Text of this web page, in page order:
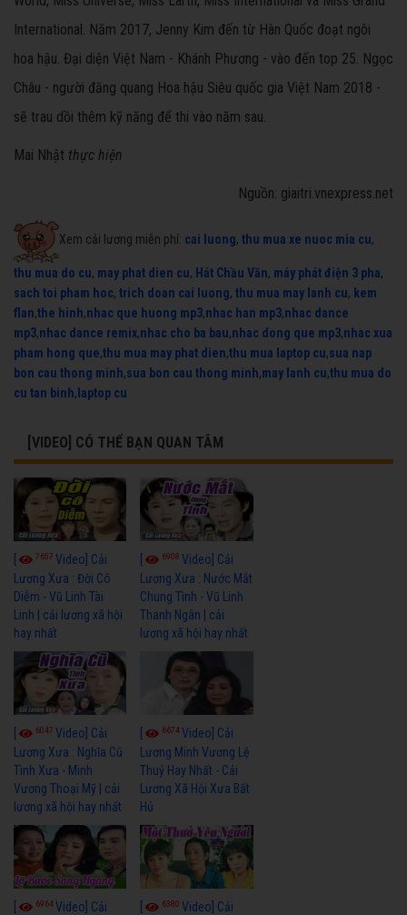
International. Năm 2017, Jenny Kim đến từ Hàn Quốc đoạt ngôi
hoa hậu. Đại diện Việt Nam - Khánh Phương - vào đến top 25. Ngọc
Châu - người đăng quang Hoa hậu Siêu quốc gia Việt Nam 2018 -
sẽ trau dồi thêm kỹ năng để thi vào năm sau.
Mai Nhật thực hiện
Nguồn: giaitri.vnexpress.net
Xem cải lương miễn phí: cai luong, thu mua xe nuoc mia cu,
thu mua do cu, may phat dien cu, Hát Chầu Văn, máy phát điện 3 pha,
sach toi pham hoc, trich doan cai luong, thu mua may lanh cu, kem
flan,the hinh,nhac que huong mp3,nhac han mp3,nhac dance
mp3,nhac dance remix,nhac cho ba bau,nhac dong que mp3,nhac xua
pham hong que,thu mua may phat dien,thu mua laptop cu,sua nap
bon cau thong minh,sua bon cau thong minh,may lanh cu,thu mua do
cu tan binh, laptop cu
[VIDEO] CÓ THỂ BẠN QUAN TÂM
7657 Video] Cải
Lương Xưa : Đời Cô
Diễm - Vũ Linh Tài
Linh | cải lương xã hội
hay nhất
6908Video] Cải
Lương Xưa : Nước Mắt
Chung Tình - Vũ Linh
Thanh Ngân | cải
lương xã hội hay nhất
6047 Video] Cải
Lương Xưa : Nghĩa Cũ
Tình Xưa - Minh
Vương Thoại Mỹ | cải
lương xã hội hay nhất
6674Video] Cải
Lương Minh Vương Lệ
Thuỷ Hay Nhất - Cải
Lương Xã Hội Xưa Bất
Hủ
6964Video] Cải
6380Video] Cải